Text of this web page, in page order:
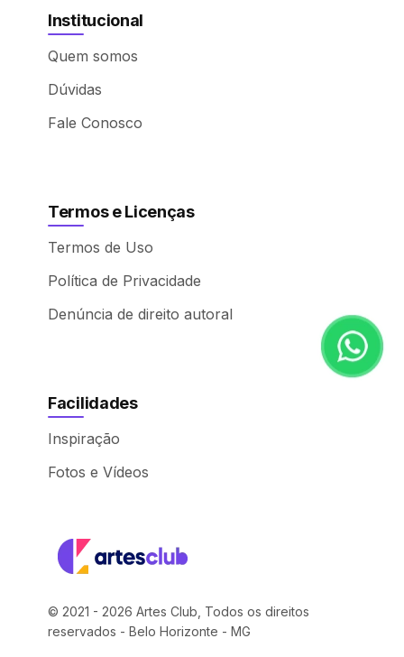
Institucional
Quem somos
Dúvidas
Fale Conosco
Termos e Licenças
Termos de Uso
Política de Privacidade
Denúncia de direito autoral
Facilidades
Inspiração
Fotos e Vídeos
© 2021 - 2026 Artes Club, Todos os direitos
reservados - Belo Horizonte - MG